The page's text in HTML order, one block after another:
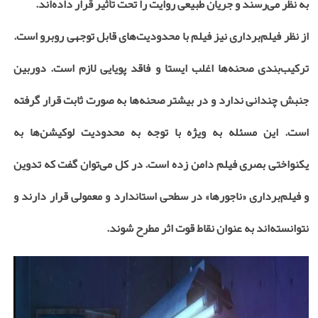
از نظر فیلم‌برداری نیز فیلم با محدودیت‌های قابل توجهی روبرو است.
ترکیب‌بندی صحنه‌ها اغلب ایستا و فاقد پویایی لازم است. دوربین
جنبش چندانی ندارد و در بیشتر صحنه‌ها به صورت ثابت قرار گرفته
است. این مسئله به ویژه با توجه به محدودیت لوکیشن‌ها به
یکنواختی بصری فیلم دامن زده است. در کل می‌توان گفت که تدوین
و فیلم‌برداری «ناجورها» در سطحی استاندارد و معمولی قرار دارند و
نتوانسته‌اند به عنوان نقاط قوت اثر مطرح شوند.